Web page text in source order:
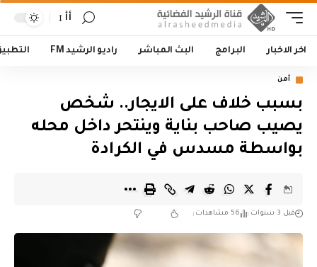
أأ
اخر الاخبار البرامج البث المباشر راديو الرشيد FM
أمن
بسبب خلاف على الايجار.. شخص
يصيب صاحب بناية وينتحر داخل محله
بواسطة مسدس في الكرادة
قبل 3 سنوات 56 مشاهدات